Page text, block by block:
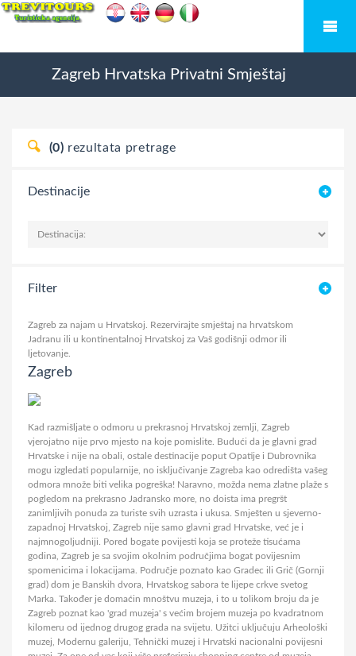
Zagreb Hrvatska Privatni Smještaj
(0) rezultata pretrage
Destinacije
Filter
Zagreb za najam u Hrvatskoj. Rezervirajte smještaj na hrvatskom
Jadranu ili u kontinentalnoj Hrvatskoj za Vaš godišnji odmor ili
ljetovanje.
Zagreb
Kad razmišljate o odmoru u prekrasnoj Hrvatskoj zemlji, Zagreb
vjerojatno nije prvo mjesto na koje pomislite. Budući da je glavni grad
Hrvatske i nije na obali, ostale destinacije poput Opatije i Dubrovnika
mogu izgledati popularnije, no isključivanje Zagreba kao odredišta vašeg
odmora množe biti velika pogreška! Naravno, možda nema zlatne plaže s
pogledom na prekrasno Jadransko more, no doista ima pregršt
zanimljivih ponuda za turiste svih uzrasta i ukusa. Smješten u sjeverno-
zapadnoj Hrvatskoj, Zagreb nije samo glavni grad Hrvatske, već je i
najmnogoljudniji. Pored bogate povijesti koja se proteže tisućama
godina, Zagreb je sa svojim okolnim područjima bogat povijesnim
spomenicima i lokacijama. Područje poznato kao Gradec ili Grič (Gornji
grad) dom je Banskih dvora, Hrvatskog sabora te lijepe crkve svetog
Marka. Također je domaćin mnoštvu muzeja, i to u tolikom broju da je
Zagreb poznat kao 'grad muzeja' s većim brojem muzeja po kvadratnom
kilomeru od ijednog drugog grada na svijetu. Užitci uključuju Arheološki
muzej, Modernu galeriju, Tehnički muzej i Hrvatski nacionalni povijesni